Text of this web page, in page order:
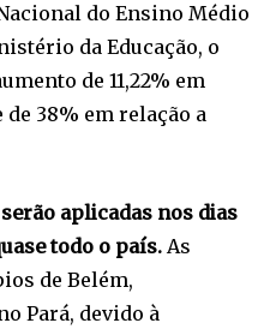
do Ensino Médio
da Educação, o
de 11,22% em
de 38% em relação a
aplicadas nos dias
todo o país. As
de Belém,
Pará, devido à